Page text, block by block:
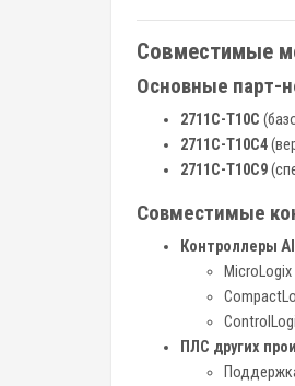
Совместимые
Основные парт-
2711C-T10C
2711C-T10C4
2711C-T10C9
Совместимые
Контроллеры
ПЛС других